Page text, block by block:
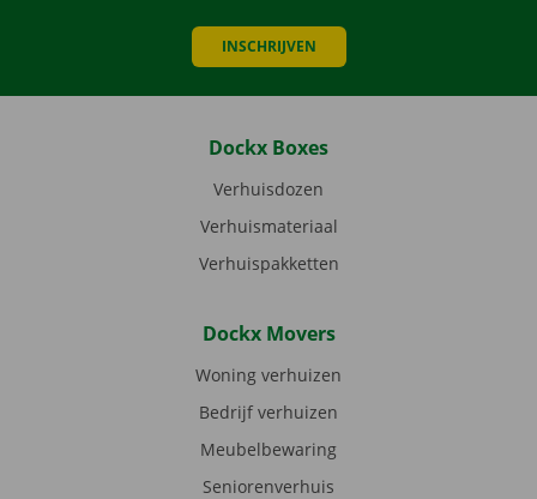
INSCHRIJVEN
Dockx Boxes
Verhuisdozen
Verhuismateriaal
Verhuispakketten
Dockx Movers
Woning verhuizen
Bedrijf verhuizen
Meubelbewaring
Seniorenverhuis